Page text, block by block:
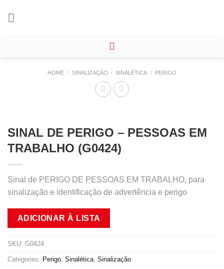
HOME / SINALIZAÇÃO / SINALÉTICA / PERIGO
SINAL DE PERIGO – PESSOAS EM
TRABALHO (G0424)
Sinal de PERIGO DE PESSOAS EM TRABALHO, para
sinalização e identificação de advertência e perigo
ADICIONAR À LISTA
SKU: G0424
Categories: Perigo Sinalética Sinalização